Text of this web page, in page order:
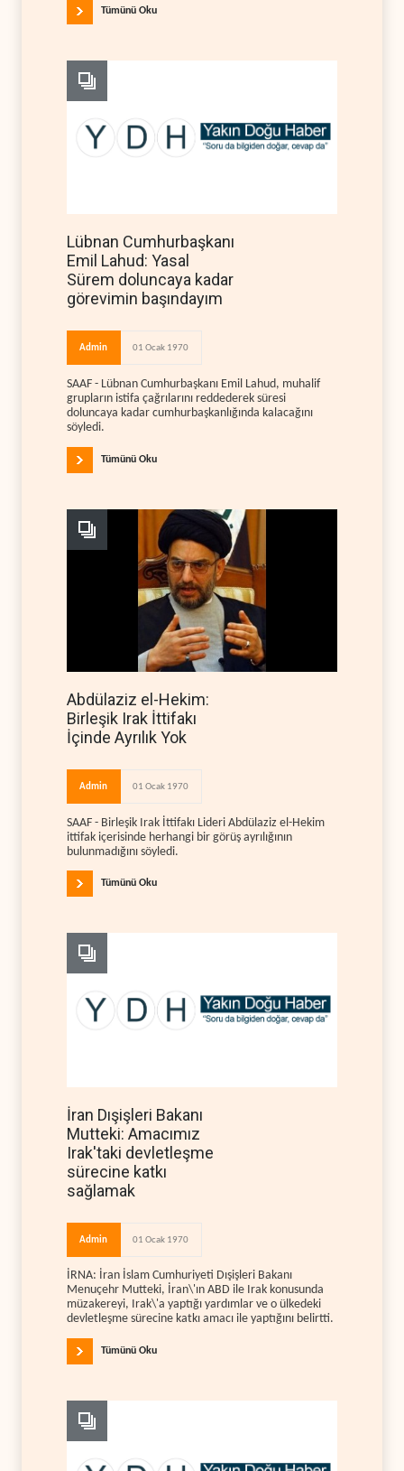
Tümünü Oku
Lübnan Cumhurbaşkanı
Emil Lahud: Yasal
Sürem doluncaya kadar
görevimin başındayım
Admin 01 Ocak 1970
SAAF - Lübnan Cumhurbaşkanı Emil Lahud, muhalif
grupların istifa çağrılarını reddederek süresi
doluncaya kadar cumhurbaşkanlığında kalacağını
söyledi.
Tümünü Oku
Abdülaziz el-Hekim:
Birleşik Irak İttifakı
İçinde Ayrılık Yok
Admin 01 Ocak 1970
SAAF - Birleşik Irak İttifakı Lideri Abdülaziz el-Hekim
ittifak içerisinde herhangi bir görüş ayrılığının
bulunmadığını söyledi.
Tümünü Oku
İran Dışişleri Bakanı
Mutteki: Amacımız
Irak'taki devletleşme
sürecine katkı
sağlamak
Admin 01 Ocak 1970
İRNA: İran İslam Cumhuriyeti Dışişleri Bakanı
Menuçehr Mutteki, İran\'ın ABD ile Irak konusunda
müzakereyi, Irak\'a yaptığı yardımlar ve o ülkedeki
devletleşme sürecine katkı amacı ile yaptığını belirtti.
Tümünü Oku